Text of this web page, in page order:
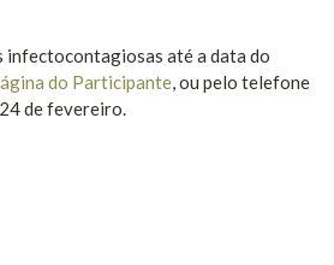
infectocontagiosas até a data do
do Participante, ou pelo telefone
de fevereiro.